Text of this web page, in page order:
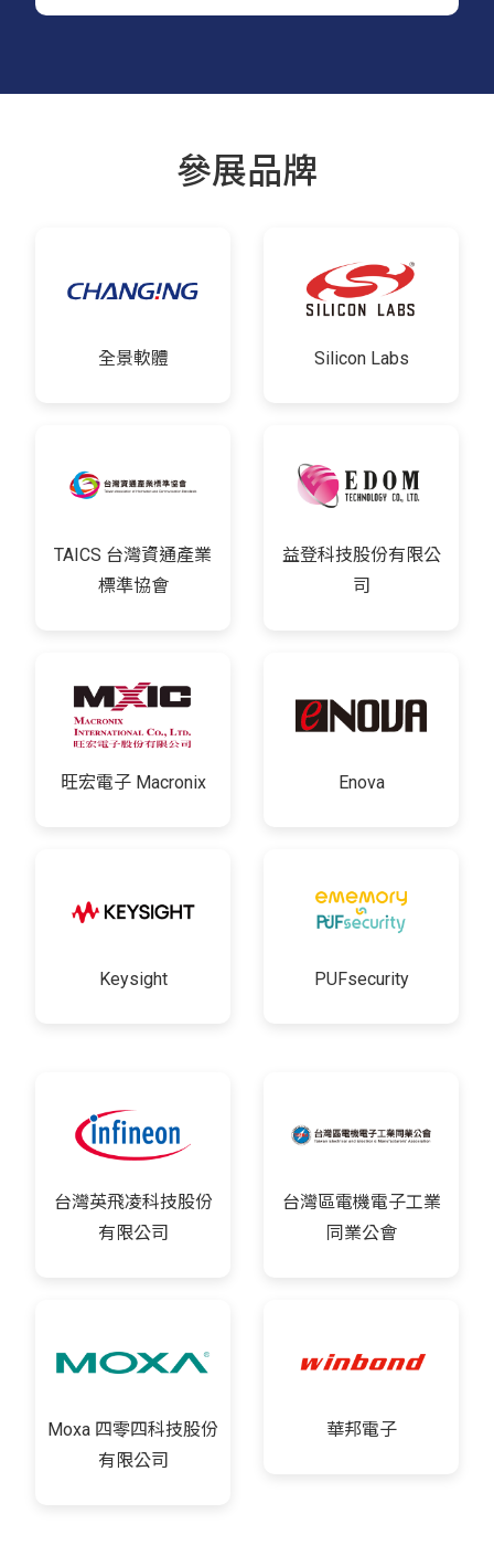
參展品牌
全景軟體 Silicon Labs
TAICS 台灣資通產業
標準協會
益登科技股份有限公
司
旺宏電子 Macronix Enova
Keysight PUFsecurity
台灣英飛凌科技股份
有限公司
台灣區電機電子工業
同業公會
Moxa 四零四科技股份
有限公司
華邦電子